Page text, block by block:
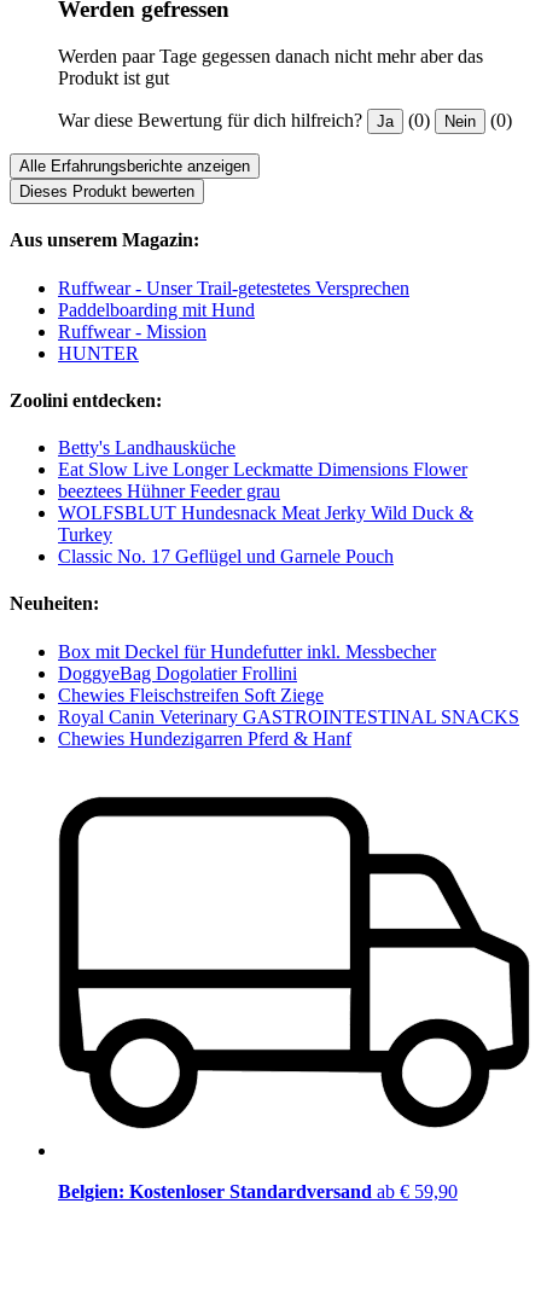
Werden gefressen
Werden paar Tage gegessen danach nicht mehr aber das
Produkt ist gut
War diese Bewertung für dich hilfreich? Ja (0) Nein (0)
Alle Erfahrungsberichte anzeigen
Dieses Produkt bewerten
Aus unserem Magazin:
Ruffwear - Unser Trail-getestetes Versprechen
Paddelboarding mit Hund
Ruffwear - Mission
HUNTER
Zoolini entdecken:
Betty's Landhausküche
Eat Slow Live Longer Leckmatte Dimensions Flower
beeztees Hühner Feeder grau
WOLFSBLUT Hundesnack Meat Jerky Wild Duck &
Turkey
Classic No. 17 Geflügel und Garnele Pouch
Neuheiten:
Box mit Deckel für Hundefutter inkl. Messbecher
DoggyeBag Dogolatier Frollini
Chewies Fleischstreifen Soft Ziege
Royal Canin Veterinary GASTROINTESTINAL SNACKS
Chewies Hundezigarren Pferd & Hanf
Belgien: Kostenloser Standardversand ab € 59,90